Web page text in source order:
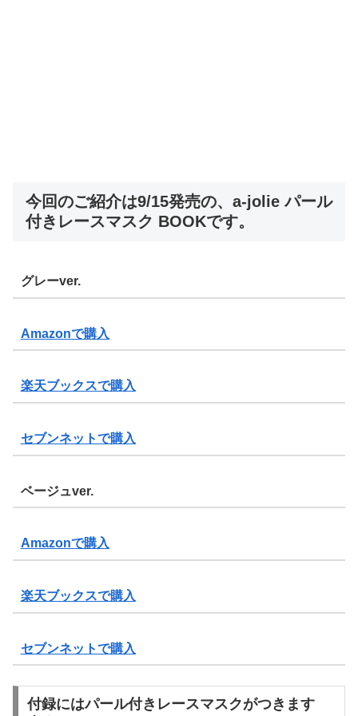
今回のご紹介は9/15発売の、a-jolie パール
付きレースマスク BOOKです。
グレーver.
Amazonで購入
楽天ブックスで購入
セブンネットで購入
ベージュver.
Amazonで購入
楽天ブックスで購入
セブンネットで購入
付録にはパール付きレースマスクがつきます